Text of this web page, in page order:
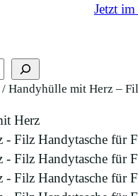
Jetzt
/ Handyhülle mit Herz –